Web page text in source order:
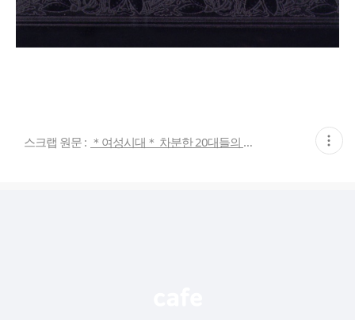
스크랩 원문 : ＊여성시대＊ 차분한 20대들의 알흠다운 공간 현
재